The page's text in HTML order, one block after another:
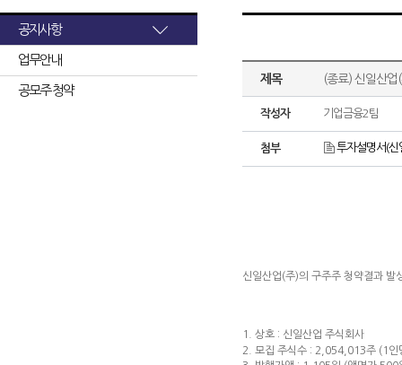
공지사항
업무안내
공모주 청약
제목 (종료) 신일산
작성자 기업금융2팀
첨부 투자설명서(
신일산업(주)의 구주주 청약결과 발
1. 상호 : 신일산업 주식회사
2. 모집 주식수 : 2,054,013주 (1